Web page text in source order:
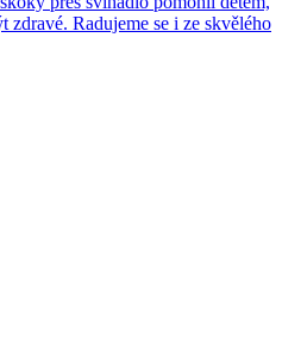
zdravé. Radujeme se i ze skvělého